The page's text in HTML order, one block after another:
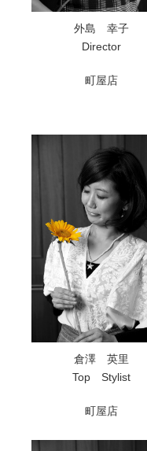
外島 幸子
Director
町屋店
倉澤 英里
Top Stylist
町屋店